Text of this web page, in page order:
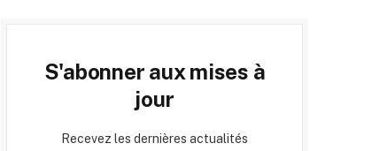
S'abonner aux mises à
jour
Recevez les dernières actualités